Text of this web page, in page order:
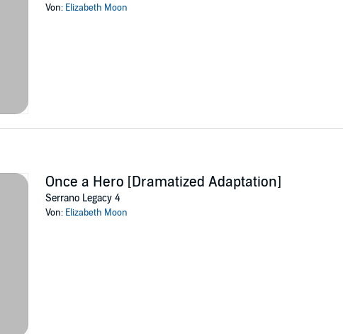
Von: Elizabeth Moon
Once a Hero [Dramatized Adaptation]
Serrano Legacy 4
Von: Elizabeth Moon